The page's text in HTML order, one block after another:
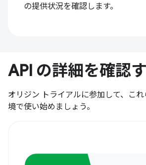
の提供状況を確認します。
API の詳細を確認
オリジン トライアルに参加して、こ
境で使い始めましょう。